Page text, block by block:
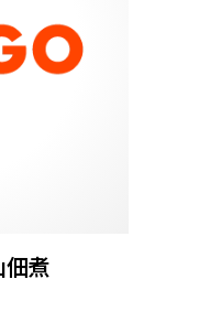
煮